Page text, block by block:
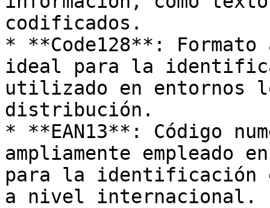
codificados.
* **Code128**: Formato
ideal para la
utilizado en entornos
distribución.
* **EAN13**: Código
ampliamente
para la identificación
a nivel internacional.